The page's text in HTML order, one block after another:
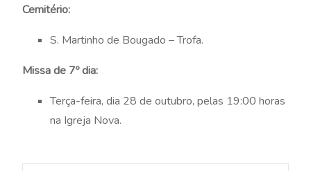
Cemitério:
S. Martinho de Bougado – Trofa.
Missa de 7º dia:
Terça-feira, dia 28 de outubro, pelas 19:00 horas
na Igreja Nova.